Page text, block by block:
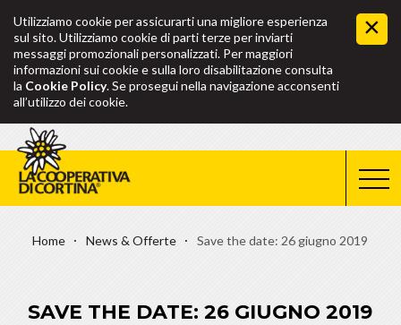
Utilizziamo cookie per assicurarti una migliore esperienza
sul sito. Utilizziamo cookie di parti terze per inviarti
messaggi promozionali personalizzati. Per maggiori
informazioni sui cookie e sulla loro disabilitazione consulta
la Cookie Policy. Se prosegui nella navigazione acconsenti
all’utilizzo dei cookie.
Home News & Offerte Save the date: 26 giugno 2019
SAVE THE DATE: 26 GIUGNO 2019